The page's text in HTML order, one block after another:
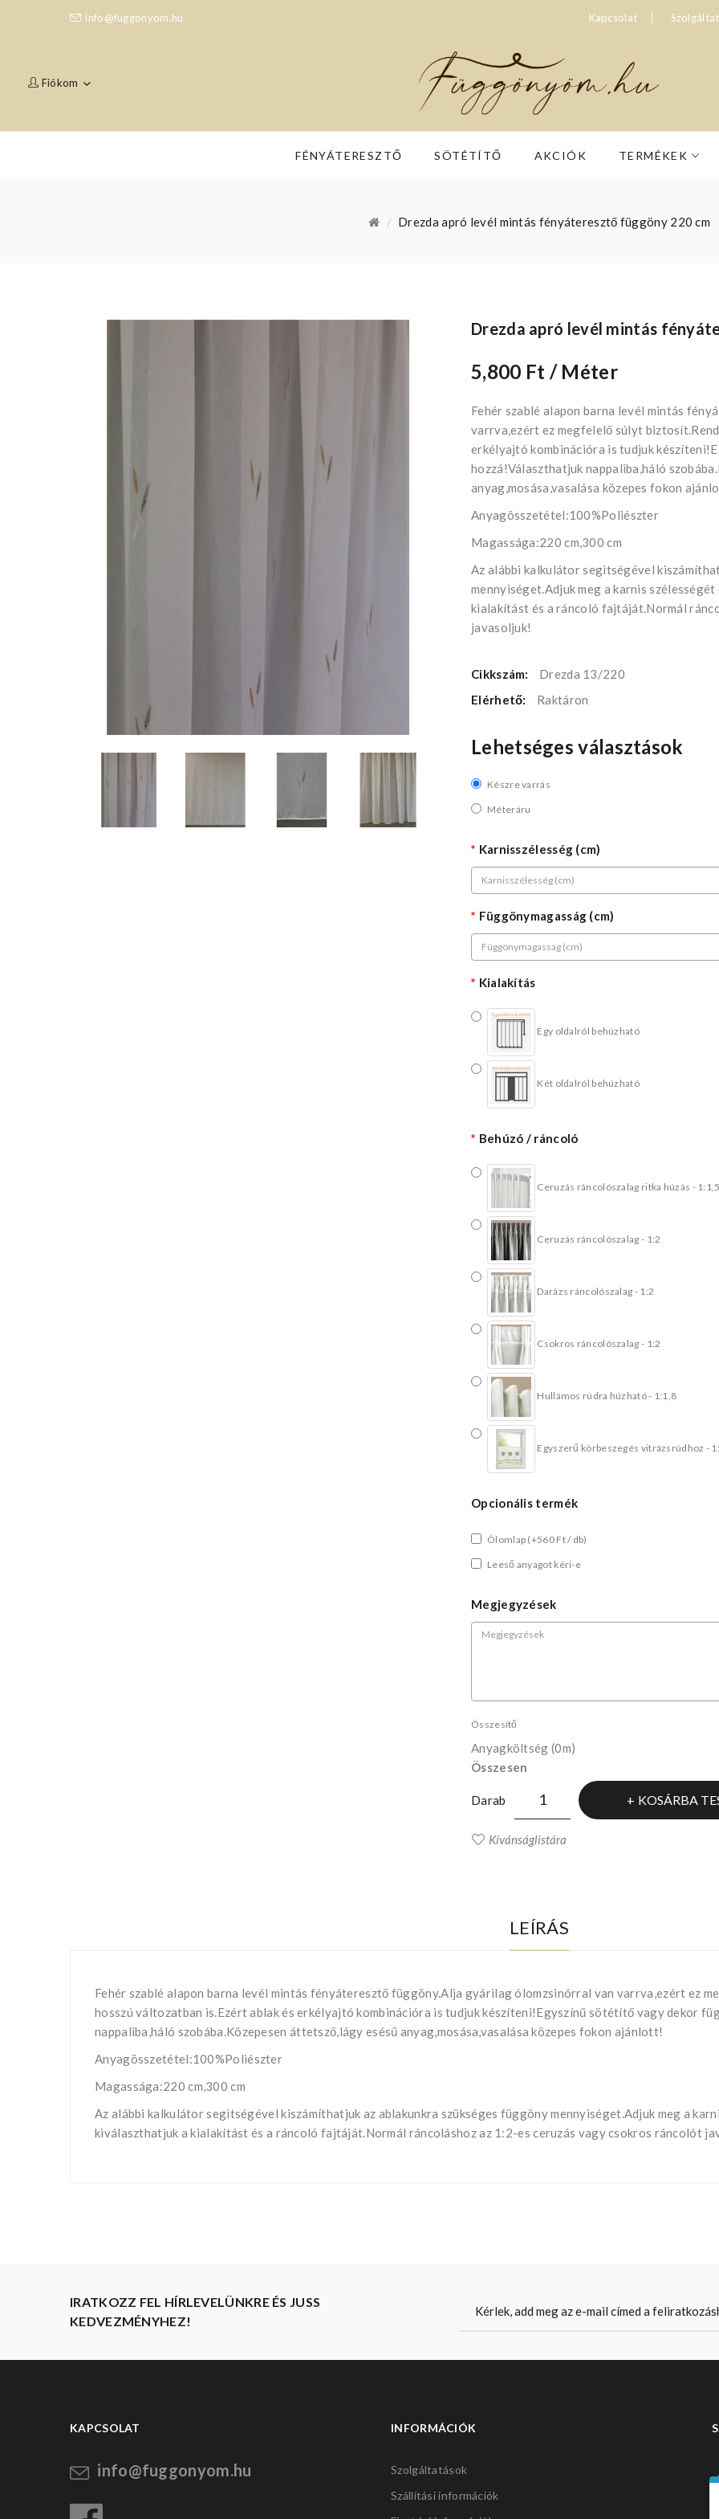
info@fuggonyom.hu Kapcsolat
Fiókom
FÉNYÁTERESZTŐ SÖTÉTÍTŐ AKCIÓK TERMÉKEK
Drezda apró levél mintás fényáteresztő függöny 220 cm
Drezda apró levél mintás
5,800 Ft / Méter
Fehér szablé alapon barna levél mintás
varrva,ezért ez megfelelő súlyt
erkélyajtó kombinációra is tudjuk
hozzá!Választhatjuk nappaliba,háló
anyag,mosása,vasalása közepes fokon
Anyagösszetétel:100%Poliészter
Magassága:220 cm,300 cm
Az alábbi kalkulátor segìtségével
mennyiséget.Adjuk meg a karnis
kialakítást és a ráncoló fajtáját.Normál
javasoljuk!
Cikkszám:
Drezda 13/220
Elérhető:
Raktáron
Lehetséges választások
Készre varrás
Méteráru
Karnisszélesség (cm)
Függönymagasság (cm)
Kialakítás
Egy oldalról behúzható
Két oldalról behúzható
Behúzó / ráncoló
Ceruzás ráncolószalag ritka húzás - 1:1,5
Ceruzás ráncolószalag - 1:2
Darázs ráncolószalag - 1:2
Csokros ráncolószalag - 1:2
Hullámos rúdra húzható - 1:1,8
Egyszerű körbeszegés vitrázsrúdhoz -
Opcionális termék
Ólomlap (+560 Ft / db)
Leeső anyagot kéri-e
Megjegyzések
Összesítő
Anyagköltség (0m)
Összesen
Darab KOSÁRBA
Kívánságlistára
LEÍRÁS
Fehér szablé alapon barna levél mintás fényáteresztő függöny.Alja gyárilag ólomzsinórral van varrva,ezért ez
hosszú változatban is.Ezért ablak és erkélyajtó kombinációra is tudjuk készíteni!Egyszínű sötétítő vagy dekor
nappaliba,háló szobába.Közepesen áttetsző,lágy esésű anyag,mosása,vasalása közepes fokon ajánlott!
Anyagösszetétel:100%Poliészter
Magassága:220 cm,300 cm
Az alábbi kalkulátor segìtségével kiszámíthatjuk az ablakunkra szükséges függöny mennyiséget.Adjuk meg a
kiválaszthatjuk a kialakítást és a ráncoló fajtáját.Normál ráncoláshoz az 1:2-es ceruzás vagy csokros ráncolót
IRATKOZZ FEL HÍRLEVELÜNKRE ÉS JUSS
KEDVEZMÉNYHEZ!
KAPCSOLAT
info@fuggonyom.hu
INFORMÁCIÓK
Szolgáltatások
Szállítási információk